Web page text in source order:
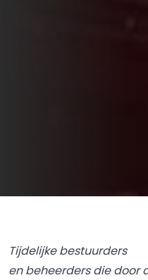
Tijdelijke bestuurders
en beheerders die door